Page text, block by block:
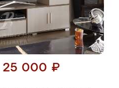
25 000 ₽